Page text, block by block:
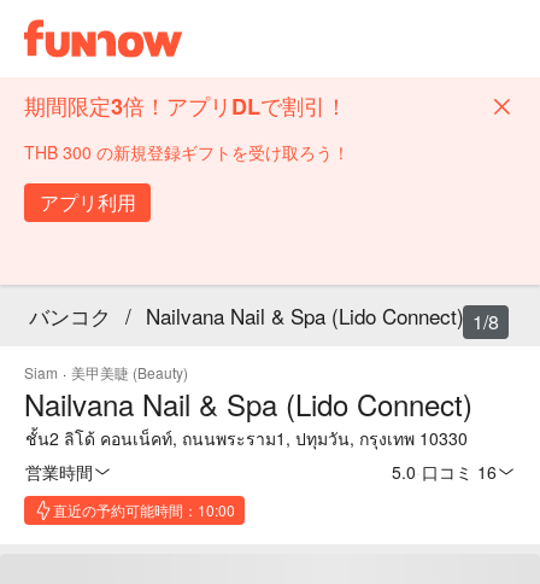
期間限定3倍！アプリDLで割引！
THB 300 の新規登録ギフトを受け取ろう！
アプリ利用
バンコク / Nailvana Nail & Spa (Lido Connect)
Siam · 美甲美睫 (Beauty)
Nailvana Nail & Spa (Lido Connect)
ชั้น2 ลิโด้ คอนเน็คท์, ถนนพระราม1, ปทุมวัน, กรุงเทพ 10330
営業時間
5.0 口コミ 16
直近の予約可能時間：10:00
1/8